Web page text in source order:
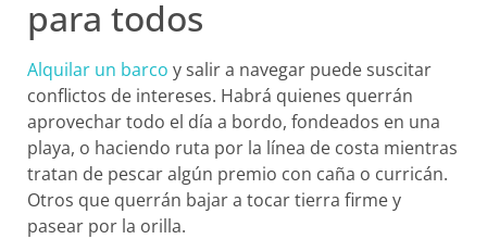
para todos
Alquilar un barco y salir a navegar puede suscitar
conflictos de intereses. Habrá quienes querrán
aprovechar todo el día a bordo, fondeados en una
playa, o haciendo ruta por la línea de costa mientras
tratan de pescar algún premio con caña o curricán.
Otros que querrán bajar a tocar tierra firme y
pasear por la orilla.